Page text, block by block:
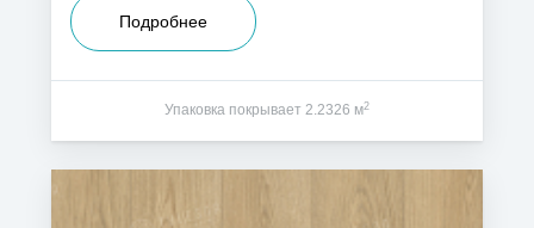
Подробнее
Упаковка покрывает 2.2326 м2